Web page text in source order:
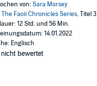
von:Sara Morsey
The Faoii Chronicles Series, Titel 3
12 Std. und 56 Min.
14.01.2022
Englisch
nicht bewertet